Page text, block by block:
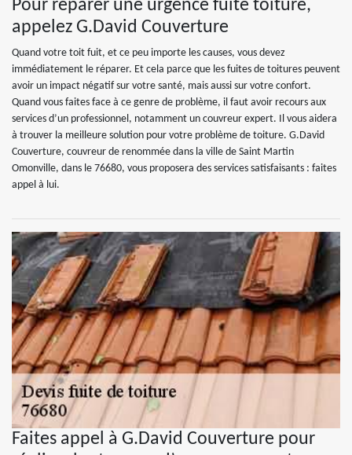
Pour réparer une urgence fuite toiture,
appelez G.David Couverture
Quand votre toit fuit, et ce peu importe les causes, vous devez
immédiatement le réparer. Et cela parce que les fuites de toitures peuvent
avoir un impact négatif sur votre santé, mais aussi sur votre confort.
Quand vous faites face à ce genre de problème, il faut avoir recours aux
services d’un professionnel, notamment un couvreur expert. Il vous aidera
à trouver la meilleure solution pour votre problème de toiture. G.David
Couverture, couvreur de renommée dans la ville de Saint Martin
Omonville, dans le 76680, vous proposera des services satisfaisants : faites
appel à lui.
Faites appel à G.David Couverture pour